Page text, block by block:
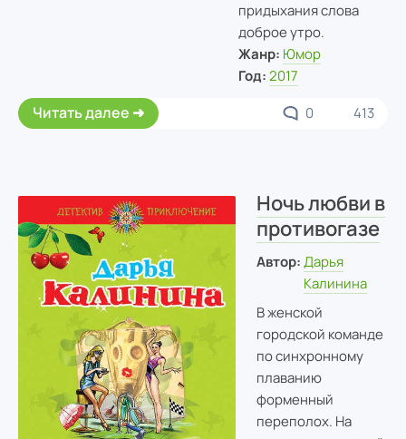
придыхания слова
доброе утро.
Жанр: Юмор
Год: 2017
Читать далее 0 413
Ночь любви в
противогазе
Автор: Дарья
Калинина
В женской
городской команде
по синхронному
плаванию
форменный
переполох. На